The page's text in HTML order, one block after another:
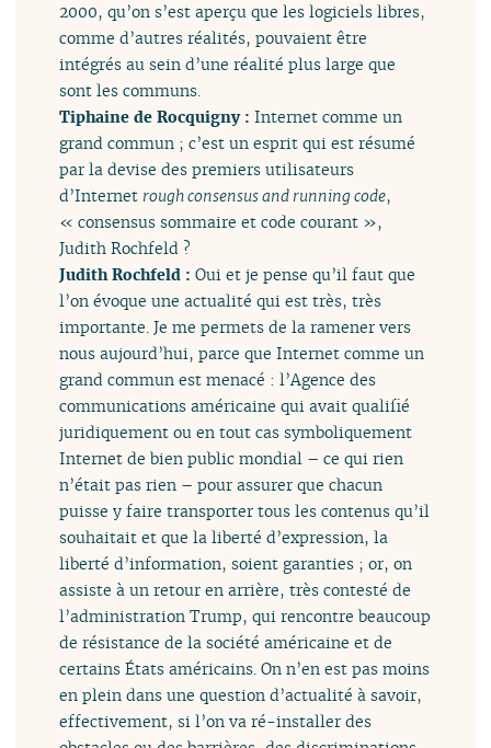
2000, qu’on s’est aperçu que les logiciels libres,
comme d’autres réalités, pouvaient être
intégrés au sein d’une réalité plus large que
sont les communs.
Tiphaine de Rocquigny :Internet comme un
grand commun ; c’est un esprit qui est résumé
par la devise des premiers utilisateurs
d’Internet rough consensus and running code,
« consensus sommaire et code courant »,
Judith Rochfeld ?
Judith Rochfeld :Oui et je pense qu’il faut que
l’on évoque une actualité qui est très, très
importante. Je me permets de la ramener vers
nous aujourd’hui, parce que Internet comme un
grand commun est menacé : l’Agence des
communications américaine qui avait qualifié
juridiquement ou en tout cas symboliquement
Internet de bien public mondial – ce qui rien
n’était pas rien – pour assurer que chacun
puisse y faire transporter tous les contenus qu’il
souhaitait et que la liberté d’expression, la
liberté d’information, soient garanties ; or, on
assiste à un retour en arrière, très contesté de
l’administration Trump, qui rencontre beaucoup
de résistance de la société américaine et de
certains États américains. On n’en est pas moins
en plein dans une question d’actualité à savoir,
effectivement, si l’on va ré-installer des